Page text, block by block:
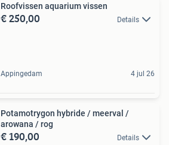
Roofvissen aquarium vissen
€ 250,00 Details
Appingedam 4 jul 26
Potamotrygon hybride / meerval /
arowana / rog
€ 190,00 Details